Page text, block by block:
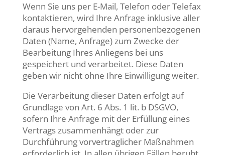
Wenn Sie uns per E-Mail, Telefon oder Telefax
kontaktieren, wird Ihre Anfrage inklusive aller
daraus hervorgehenden personenbezogenen
Daten (Name, Anfrage) zum Zwecke der
Bearbeitung Ihres Anliegens bei uns
gespeichert und verarbeitet. Diese Daten
geben wir nicht ohne Ihre Einwilligung weiter.
Die Verarbeitung dieser Daten erfolgt auf
Grundlage von Art. 6 Abs. 1 lit. b DSGVO,
sofern Ihre Anfrage mit der Erfüllung eines
Vertrags zusammenhängt oder zur
Durchführung vorvertraglicher Maßnahmen